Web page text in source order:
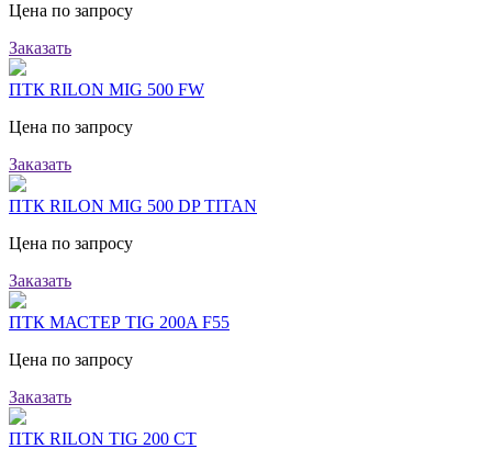
Цена по запросу
Заказать
ПТК RILON MIG 500 FW
Цена по запросу
Заказать
ПТК RILON MIG 500 DP TITAN
Цена по запросу
Заказать
ПТК МАСТЕР TIG 200A F55
Цена по запросу
Заказать
ПТК RILON TIG 200 CT